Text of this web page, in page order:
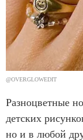
@OVERGLOWEDIT
Разноцветные
детских
но и в любой